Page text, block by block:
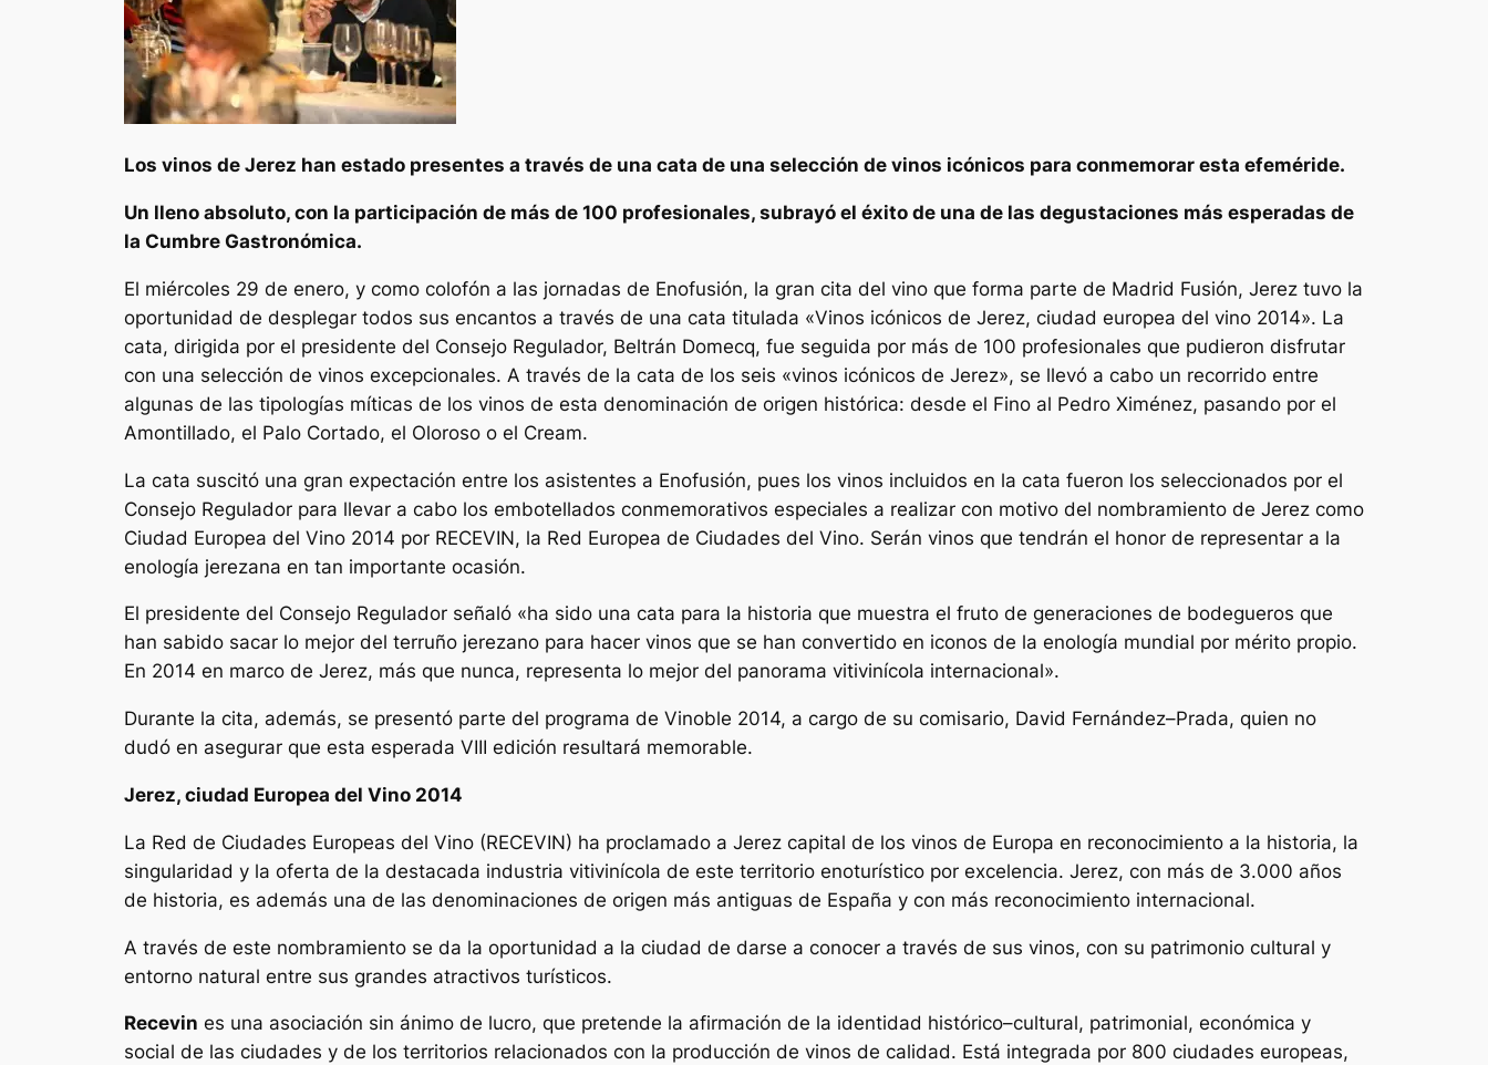
Los vinos de Jerez han estado presentes a través de una cata de una selección de vinos icónicos para conmemorar esta efeméride.
Un lleno absoluto, con la participación de más de 100 profesionales, subrayó el éxito de una de las degustaciones más esperadas de
la Cumbre Gastronómica.
El miércoles 29 de enero, y como colofón a las jornadas de Enofusión, la gran cita del vino que forma parte de Madrid Fusión, Jerez tuvo la
oportunidad de desplegar todos sus encantos a través de una cata titulada «Vinos icónicos de Jerez, ciudad europea del vino 2014». La
cata, dirigida por el presidente del Consejo Regulador, Beltrán Domecq, fue seguida por más de 100 profesionales que pudieron disfrutar
con una selección de vinos excepcionales. A través de la cata de los seis «vinos icónicos de Jerez», se llevó a cabo un recorrido entre
algunas de las tipologías míticas de los vinos de esta denominación de origen histórica: desde el Fino al Pedro Ximénez, pasando por el
Amontillado, el Palo Cortado, el Oloroso o el Cream.
La cata suscitó una gran expectación entre los asistentes a Enofusión, pues los vinos incluidos en la cata fueron los seleccionados por el
Consejo Regulador para llevar a cabo los embotellados conmemorativos especiales a realizar con motivo del nombramiento de Jerez como
Ciudad Europea del Vino 2014 por RECEVIN, la Red Europea de Ciudades del Vino. Serán vinos que tendrán el honor de representar a la
enología jerezana en tan importante ocasión.
El presidente del Consejo Regulador señaló «ha sido una cata para la historia que muestra el fruto de generaciones de bodegueros que
han sabido sacar lo mejor del terruño jerezano para hacer vinos que se han convertido en iconos de la enología mundial por mérito propio.
En 2014 en marco de Jerez, más que nunca, representa lo mejor del panorama vitivinícola internacional».
Durante la cita, además, se presentó parte del programa de Vinoble 2014, a cargo de su comisario, David Fernández–Prada, quien no
dudó en asegurar que esta esperada VIII edición resultará memorable.
Jerez, ciudad Europea del Vino 2014
La Red de Ciudades Europeas del Vino (RECEVIN) ha proclamado a Jerez capital de los vinos de Europa en reconocimiento a la historia, la
singularidad y la oferta de la destacada industria vitivinícola de este territorio enoturístico por excelencia. Jerez, con más de 3.000 años
de historia, es además una de las denominaciones de origen más antiguas de España y con más reconocimiento internacional.
A través de este nombramiento se da la oportunidad a la ciudad de darse a conocer a través de sus vinos, con su patrimonio cultural y
entorno natural entre sus grandes atractivos turísticos.
Recevin es una asociación sin ánimo de lucro, que pretende la afirmación de la identidad histórico–cultural, patrimonial, económica y
social de las ciudades y de los territorios relacionados con la producción de vinos de calidad. Está integrada por 800 ciudades europeas,